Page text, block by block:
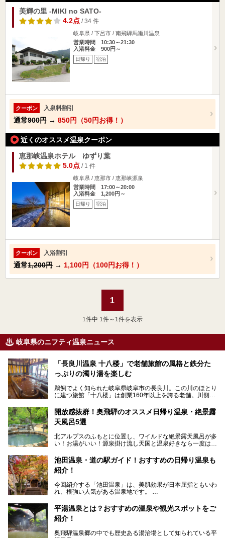
美輝の里 -MIKI no SATO-
4.2点/ 34 件
岐阜県 / 下呂市 / 南飛騨馬瀬川温泉
営業時間 10:30～21:30
入浴料金 900円～
日帰り 宿泊
クーポン 入泉料割引
通常900円 → 850円（50円お得！）
近くのオススメ温泉クーポン
恵那峡温泉ホテル ゆずり葉
5.0点/ 1 件
岐阜県 / 恵那市 / 恵那峡源泉
営業時間 17:00～20:00
入浴料金 1,200円～
日帰り 宿泊
クーポン 入浴割引
通常1,200円 → 1,100円（100円お得！）
1
1 件中 1件～1件を表示
岐阜県のニフティ温泉ニュース
「長良川温泉 十八楼」で老舗旅館の風格と鉄分た
っぷりの濁り湯を楽しむ
鵜飼でよく知られた岐阜県岐阜市の長良川。この川のほとり
に建つ旅館「十八楼」は創業160年以上を誇る老舗。川側の
濁り湯で、地産地消にこだわった食事も定評があります。
そして大浴場は日帰り入浴もできるんですよ。泊まりでも日
岐阜の手仕事に触れる旅とともに楽しんでみてはいかがでし
ょう！
───
提供元：岐阜県【PR】
この記事は岐阜県のPR記事です。
開放感抜群！奥飛騨のオススメ日帰り温泉・絶景露
天風呂5選
北アルプスのふもとに位置し、ワイルドな絶景露天風呂が多
い！お湯がいい！源泉掛け流し天国と温泉好きなら一度は行
「平湯温泉」「福地温泉」「新平湯温泉」「栃尾温泉」「新
穂高温泉」と5つの温泉地を総称して奥飛騨温泉郷と呼びま
風呂を5ヶ所ご紹介したいと思います。いずれも素晴らしい
温泉ですよ！
池田温泉・道の駅ガイド！おすすめの日帰り温泉も
紹介！
今回紹介する「池田温泉」は、美肌効果が日本屈指ともいわ
れ、根強い人気がある温泉地です。
温泉旅として利用することができます。
池田温泉には道の駅があるなど、温泉、観光、買い物と、さ
そんな池田温泉の魅力を詳しく紹介していきます！
平湯温泉とは？おすすめの温泉や観光スポットをご
紹介！
奥飛騨温泉郷の中でも歴史ある湯治場として知られている平